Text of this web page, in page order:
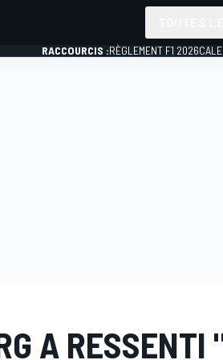
RACCOURCIS :RÈGLEMENT F1 2026
A RESSENTI